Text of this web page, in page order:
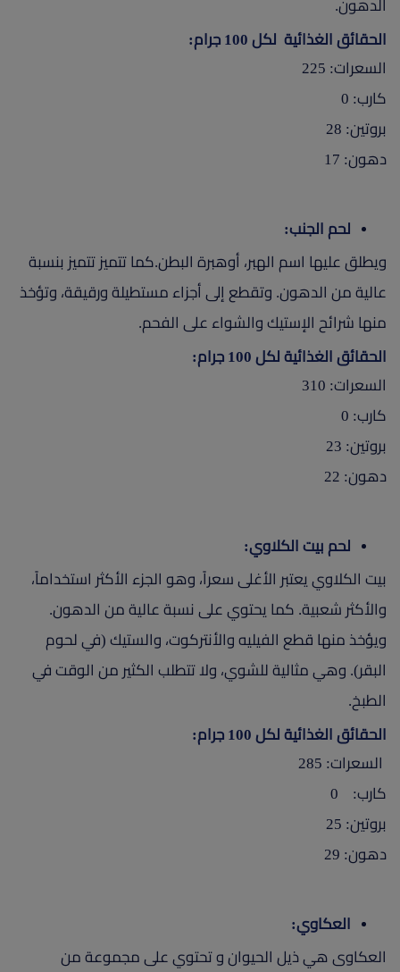
الدهون.
الحقائق الغذائية لكل 100 جرام:
السعرات: 225
كارب: 0
بروتين: 28
دهون: 17
لحم الجنب:
ويطلق عليها اسم الهبر، أوهبرة البطن.كما تتميز تتميز بنسبة
عالية من الدهون. وتقطع إلى أجزاء مستطيلة ورقيقة، وتؤخذ
منها شرائح الإستيك والشواء على الفحم.
الحقائق الغذائية لكل 100 جرام:
السعرات: 310
كارب: 0
بروتين: 23
دهون: 22
لحم بيت الكلاوي:
بيت الكلاوي يعتبر الأغلى سعراً، وهو الجزء الأكثر استخداماً،
والأكثر شعبية. كما يحتوي على نسبة عالية من الدهون.
ويؤخذ منها قطع الفيليه والأنتركوت، والستيك (في لحوم
البقر). وهي مثالية للشوي، ولا تتطلب الكثير من الوقت في
الطبخ.
الحقائق الغذائية لكل 100 جرام:
السعرات: 285
كارب: 0
بروتين: 25
دهون: 29
العكاوي:
العكاوى هي ذيل الحيوان و تحتوي على مجموعة من